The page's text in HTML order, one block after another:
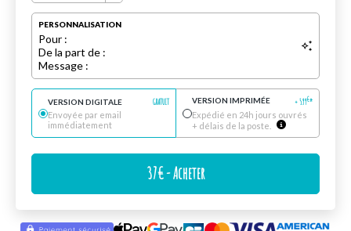
PERSONNALISATION
Pour :
De la part de :
Message :
VERSION DIGITALE GRATUIT
Envoyée par email
immédiatement
VERSION IMPRIMÉE +5.99€*
Expédié en 24h jours ouvrés
+ délais de la poste.
37€- Acheter